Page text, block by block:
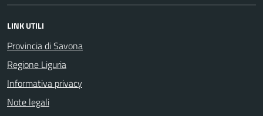
LINK UTILI
Provincia di Savona
Regione Liguria
Informativa privacy
Note legali